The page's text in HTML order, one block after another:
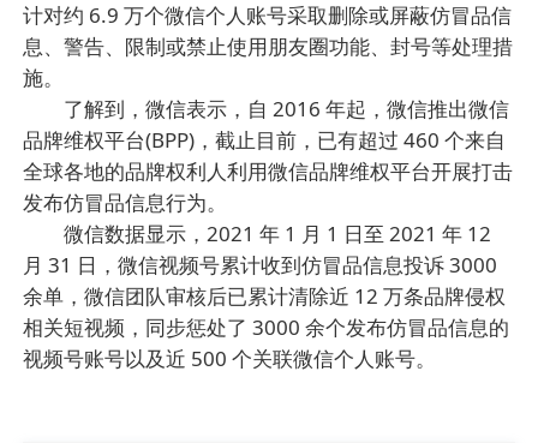
计对约 6.9 万个微信个人账号采取删除或屏蔽仿冒品信
息、警告、限制或禁止使用朋友圈功能、封号等处理措
施。
了解到，微信表示，自 2016 年起，微信推出微信
品牌维权平台(BPP)，截止目前，已有超过 460 个来自
全球各地的品牌权利人利用微信品牌维权平台开展打击
发布仿冒品信息行为。
微信数据显示，2021 年 1 月 1 日至 2021 年 12
月 31 日，微信视频号累计收到仿冒品信息投诉 3000
余单，微信团队审核后已累计清除近 12 万条品牌侵权
相关短视频，同步惩处了 3000 余个发布仿冒品信息的
视频号账号以及近 500 个关联微信个人账号。